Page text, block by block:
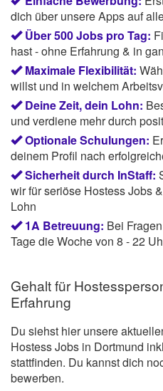
dich über unsere Apps auf
Über 500 Jobs pro Tag:
hast - ohne Erfahrung & in
Maximale Flexibilität:
willst und in welchem
Deine Zeit, dein Lohn:
und verdiene mehr durch
Optionale Schulungen:
deinem Profil nach
Sicherheit durch InStaff:
wir für seriöse Hostess Jobs
Lohn
1A Betreuung: Bei
Tage die Woche von 8 - 22
Gehalt für
Erfahrung
Du siehst hier unsere
Hostess Jobs in Dortmund
stattfinden. Du kannst dich
bewerben.